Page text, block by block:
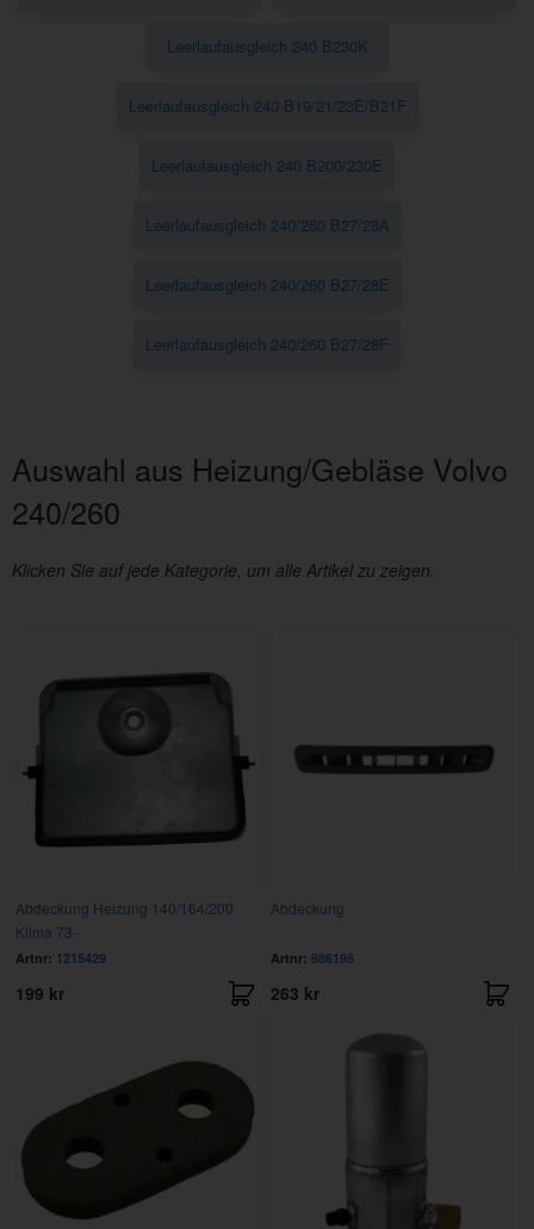
Leerlaufausgleich 240 B230K
Leerlaufausgleich 240 B19/21/23E/B21F
Leerlaufausgleich 240 B200/230E
Leerlaufausgleich 240/260 B27/28A
Leerlaufausgleich 240/260 B27/28E
Leerlaufausgleich 240/260 B27/28F
Auswahl aus Heizung/Gebläse Volvo
240/260
Klicken Sie auf jede Kategorie, um alle Artikel zu zeigen.
Abdeckung Heizung 140/164/200
Klima 73-
Artnr: 1215429
199 kr
Abdeckung
Artnr: 686195
263 kr